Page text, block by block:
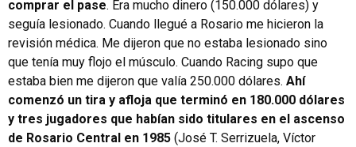
comprar el pase. Era mucho dinero (150.000 dólares) y
seguía lesionado. Cuando llegué a Rosario me hicieron la
revisión médica. Me dijeron que no estaba lesionado sino
que tenía muy flojo el músculo. Cuando Racing supo que
estaba bien me dijeron que valía 250.000 dólares. Ahí
comenzó un tira y afloja que terminó en 180.000 dólares
y tres jugadores que habían sido titulares en el ascenso
de Rosario Central en 1985 (José T. Serrizuela, Víctor